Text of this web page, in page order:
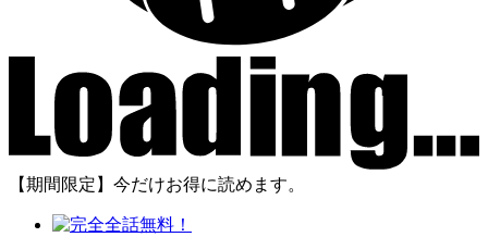
【期間限定】今だけお得に読めます。